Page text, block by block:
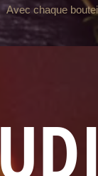
Avec chaque